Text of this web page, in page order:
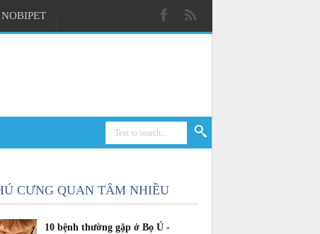
NOBIPET
CƯNG QUAN TÂM NHIỀU
10 bệnh thường gặp ở Bọ Ú -